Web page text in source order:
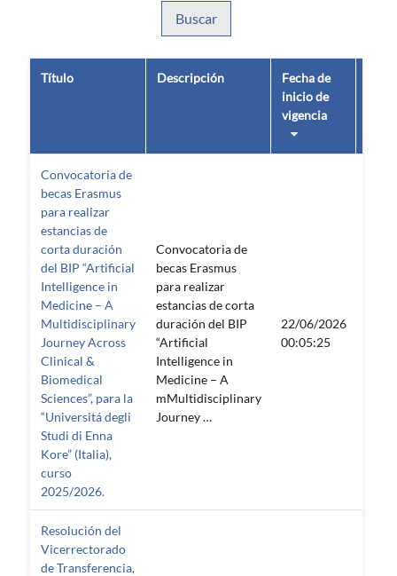
Buscar
Título Descripción
Fecha de
inicio de
vigencia
Convocatoria de
becas Erasmus
para realizar
estancias de
corta duración
del BIP “Artificial
Intelligence in
Medicine – A
Multidisciplinary
Journey Across
Clinical &
Biomedical
Sciences”, para la
“Universitá degli
Studi di Enna
Kore” (Italia),
curso
2025/2026.
Convocatoria de
becas Erasmus
para realizar
estancias de corta
duración del BIP
“Artificial
Intelligence in
Medicine – A
mMultidisciplinary
Journey …
22/06/2026
00:05:25
Resolución del
Vicerrectorado
de Transferencia,